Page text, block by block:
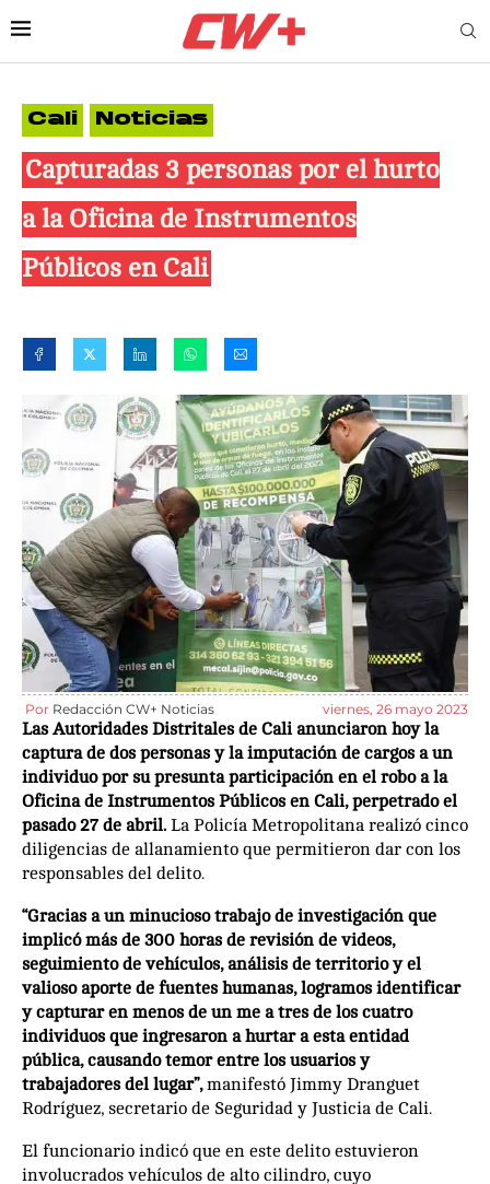
Cali Noticias
Capturadas 3 personas por el hurto
a la Oficina de Instrumentos
Públicos en Cali
Por Redacción CW+ Noticias viernes, 26 mayo 2023
Las Autoridades Distritales de Cali anunciaron hoy la
captura de dos personas y la imputación de cargos a un
individuo por su presunta participación en el robo a la
Oficina de Instrumentos Públicos en Cali, perpetrado el
pasado 27 de abril. La Policía Metropolitana realizó cinco
diligencias de allanamiento que permitieron dar con los
responsables del delito.
“Gracias a un minucioso trabajo de investigación que
implicó más de 300 horas de revisión de videos,
seguimiento de vehículos, análisis de territorio y el
valioso aporte de fuentes humanas, logramos identificar
y capturar en menos de un me a tres de los cuatro
individuos que ingresaron a hurtar a esta entidad
pública, causando temor entre los usuarios y
trabajadores del lugar”,manifestó Jimmy Dranguet
Rodríguez, secretario de Seguridad y Justicia de Cali.
El funcionario indicó que en este delito estuvieron
involucrados vehículos de alto cilindro, cuyo